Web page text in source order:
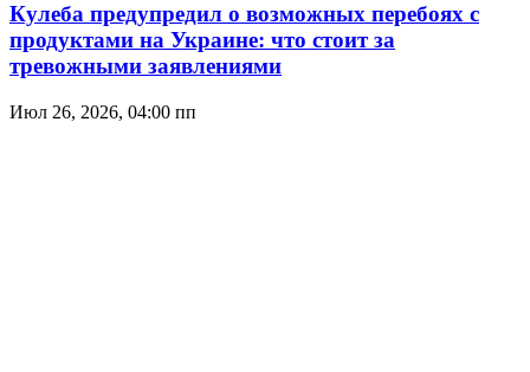
Кулеба предупредил о возможных перебоях с
продуктами на Украине: что стоит за
тревожными заявлениями
Июл 26, 2026, 04:00 пп